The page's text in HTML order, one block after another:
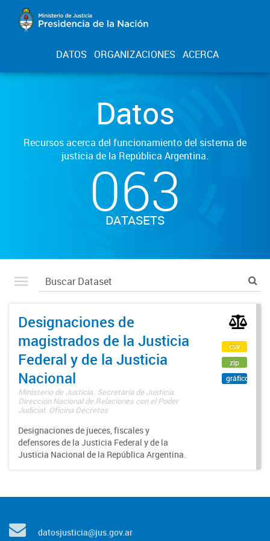
DATOS ORGANIZACIONES ACERCA
Datos
Recursos acerca del funcionamiento del sistema de
justicia de la República Argentina.
063
DATASETS
Designaciones de
magistrados de la Justicia
Federal y de la Justicia
Nacional
Ministerio de Justicia. Secretaría de Justicia.
Dirección Nacional de Relaciones con el Poder
Judicial. Oficina Decretos
Designaciones de jueces, fiscales y
defensores de la Justicia Federal y de la
Justicia Nacional de la República Argentina.
csv
zip
gráfico
datosjusticia@jus.gov.ar